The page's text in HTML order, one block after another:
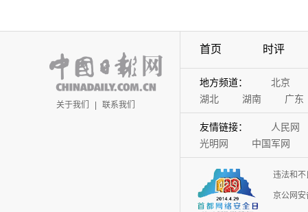
关于我们 | 联系我们
首页 时评
地方频道： 北京
湖北
湖南 广东
友情链接： 人民网
光明网
中国军网
违法和不
京公网